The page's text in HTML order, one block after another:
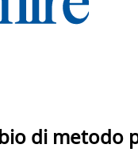
di